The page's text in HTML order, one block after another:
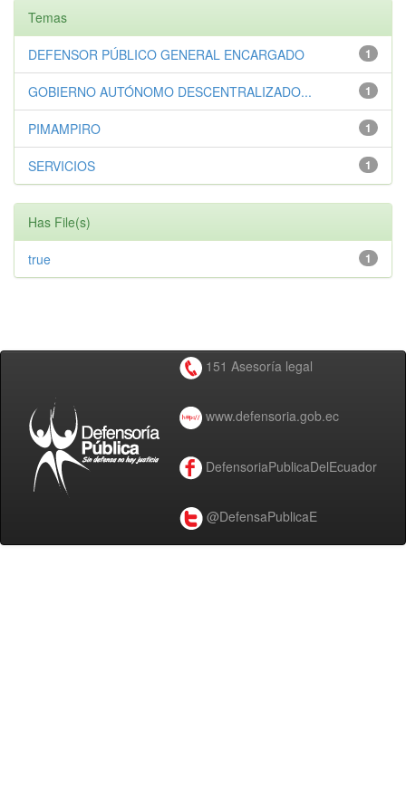
Temas
1
DEFENSOR PÚBLICO GENERAL ENCARGADO
1
GOBIERNO AUTÓNOMO DESCENTRALIZADO...
1
PIMAMPIRO
1
SERVICIOS
Has File(s)
1
true
151 Asesoría legal
www.defensoria.gob.ec
DefensoriaPublicaDelEcuador
@DefensaPublicaE